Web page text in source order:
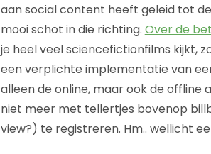
aan social content heeft geleid tot
mooi schot in die richting. Over de
je heel veel sciencefictionfilms kijkt,
een verplichte implementatie van
alleen de online, maar ook de offline
niet meer met tellertjes bovenop
view?) te registreren. Hm.. wellicht